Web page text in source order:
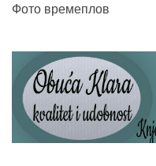
Фото времеплов